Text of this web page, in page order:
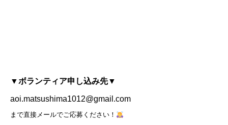
▼ボランティア申し込み先▼
aoi.matsushima1012@gmail.com
まで直接メールでご応募ください！